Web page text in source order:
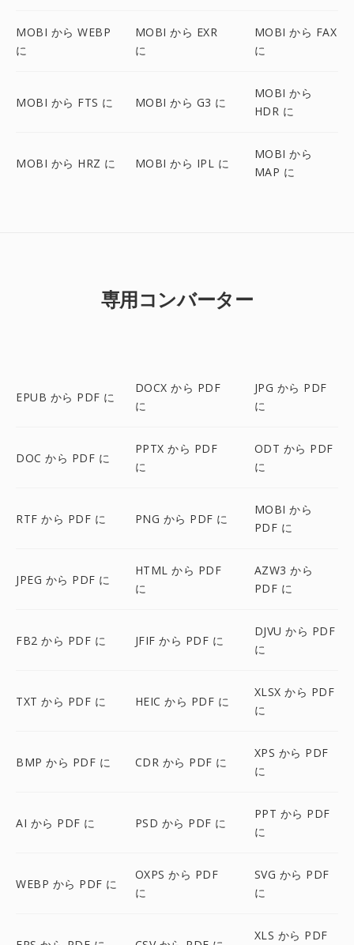
MOBI から WEBP
に
MOBI から EXR
に
MOBI から FAX
に
MOBI から FTS に MOBI から G3 に
MOBI から
HDR に
MOBI から HRZ に MOBI から IPL に
MOBI から
MAP に
専用コンバーター
EPUB から PDF に
DOCX から PDF
に
JPG から PDF
に
DOC から PDF に
PPTX から PDF
に
ODT から PDF
に
RTF から PDF に PNG から PDF に
MOBI から
PDF に
JPEG から PDF に
HTML から PDF
に
AZW3 から
PDF に
FB2 から PDF に JFIF から PDF に
DJVU から PDF
に
TXT から PDF に HEIC から PDF に
XLSX から PDF
に
BMP から PDF に CDR から PDF に
XPS から PDF
に
AI から PDF に PSD から PDF に
PPT から PDF
に
WEBP から PDF に
OXPS から PDF
に
SVG から PDF
に
XLS から PDF